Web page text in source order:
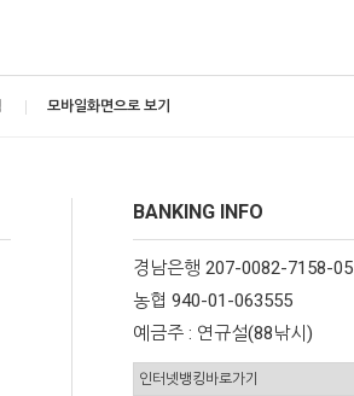
모바일화면으로 보기
BANKING INFO
경남은행 207-0082-7158-05
농협 940-01-063555
예금주 : 연규설(88낚시)